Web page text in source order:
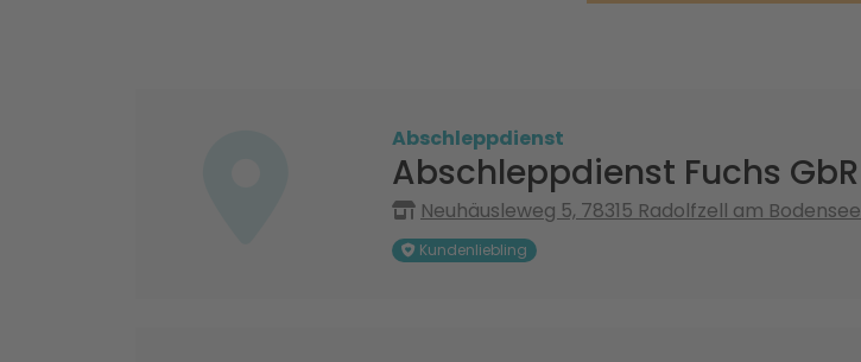
Abschleppdienst
Abschleppdienst Fuchs GbR
Neuhäusleweg 5, 78315 Radolfzell am Bodensee
Kundenliebling